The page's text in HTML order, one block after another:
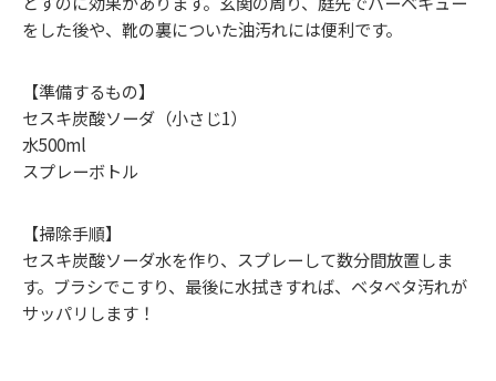
をした後や、靴の裏についた油汚れには便利です。
【準備するもの】
セスキ炭酸ソーダ（小さじ1）
水500ml
スプレーボトル
【掃除手順】
セスキ炭酸ソーダ水を作り、スプレーして数分間放置しま
す。ブラシでこすり、最後に水拭きすれば、ベタベタ汚れが
サッパリします！